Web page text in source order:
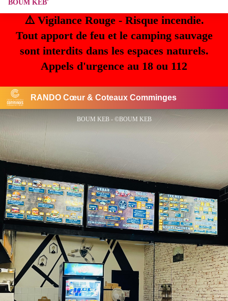
⚠️ Vigilance Rouge - Risque incendie.
Tout apport de feu et le camping sauvage
sont interdits dans les espaces naturels.
Appels d'urgence au 18 ou 112
RANDO Cœur & Coteaux Comminges
BOUM KEB'
BOUM KEB - ©BOUM KEB